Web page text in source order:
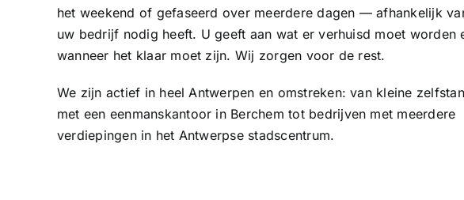
het weekend of gefaseerd over meerdere dagen — afhankelijk
uw bedrijf nodig heeft. U geeft aan wat er verhuisd moet worden
wanneer het klaar moet zijn. Wij zorgen voor de rest.
We zijn actief in heel Antwerpen en omstreken: van kleine
met een eenmanskantoor in Berchem tot bedrijven met meerdere
verdiepingen in het Antwerpse stadscentrum.